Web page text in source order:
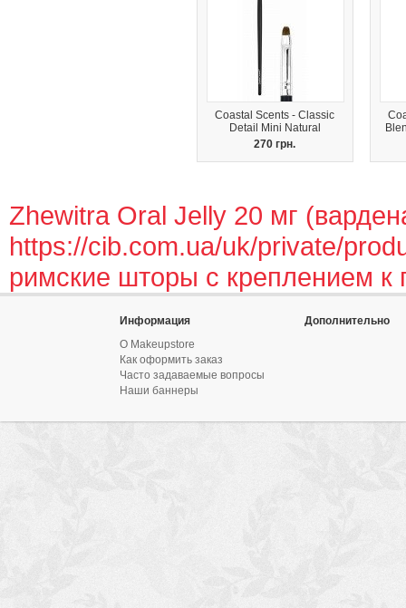
Coastal Scents - Classic
Detail Mini Natural
270 грн.
Zhewitra Oral Jelly 20 мг
https://cib.com.ua/uk/private/
римские шторы с креплением к
Информация
О Makeupstore
Как оформить заказ
Часто задаваемые вопросы
Наши баннеры
Дополнительно